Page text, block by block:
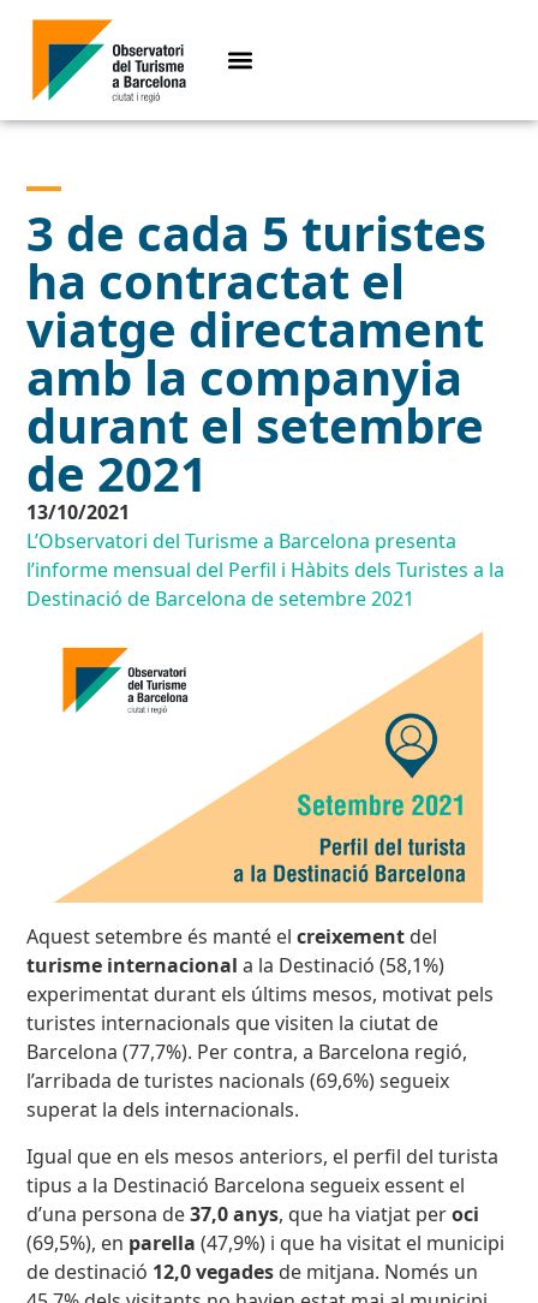
3 de cada 5 turistes
ha contractat el
viatge directament
amb la companyia
durant el setembre
de 2021
13/10/2021
L’Observatori del Turisme a Barcelona presenta
l’informe mensual del Perfil i Hàbits dels Turistes a la
Destinació de Barcelona de setembre 2021
Aquest setembre és manté elcreixement del
turisme internacional a la Destinació (58,1%)
experimentat durant els últims mesos, motivat pels
turistes internacionals que visiten la ciutat de
Barcelona (77,7%). Per contra, a Barcelona regió,
l’arribada de turistes nacionals (69,6%) segueix
superat la dels internacionals.
Igual que en els mesos anteriors, el perfil del turista
tipus a la Destinació Barcelona segueix essent el
d’una persona de37,0 anys, que ha viatjat peroci
(69,5%), en parella (47,9%) i que ha visitat el municipi
de destinació 12,0 vegades de mitjana. Només un